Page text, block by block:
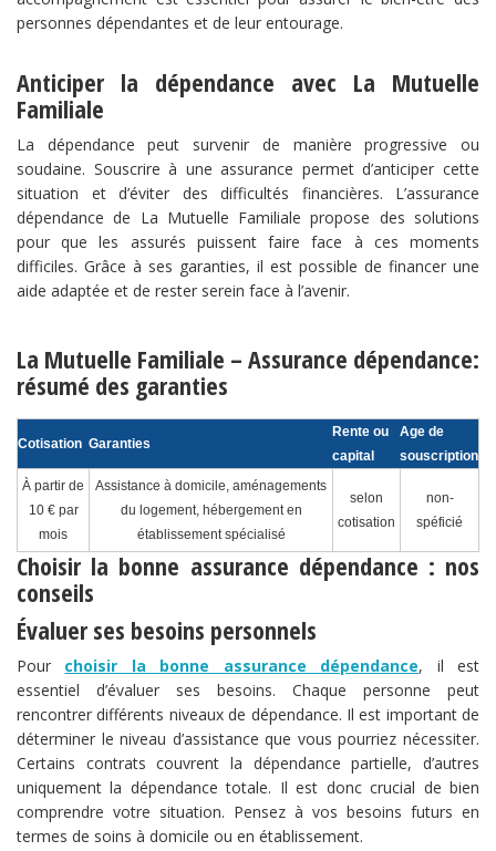
personnes dépendantes et de leur entourage.
Anticiper la dépendance avec La Mutuelle
Familiale
La dépendance peut survenir de manière progressive ou
soudaine. Souscrire à une assurance permet d’anticiper cette
situation et d’éviter des difficultés financières. L’assurance
dépendance de La Mutuelle Familiale propose des solutions
pour que les assurés puissent faire face à ces moments
difficiles. Grâce à ses garanties, il est possible de financer une
aide adaptée et de rester serein face à l’avenir.
La Mutuelle Familiale – Assurance dépendance:
résumé des garanties
Cotisation Garanties
Rente ou
capital
Age de
souscription
À partir de
10 € par
mois
Assistance à domicile, aménagements
du logement, hébergement en
établissement spécialisé
selon
cotisation
non-
spéficié
Choisir la bonne assurance dépendance : nos
conseils
Évaluer ses besoins personnels
Pour choisir la bonne assurance dépendance, il est
essentiel d’évaluer ses besoins. Chaque personne peut
rencontrer différents niveaux de dépendance. Il est important de
déterminer le niveau d’assistance que vous pourriez nécessiter.
Certains contrats couvrent la dépendance partielle, d’autres
uniquement la dépendance totale. Il est donc crucial de bien
comprendre votre situation. Pensez à vos besoins futurs en
termes de soins à domicile ou en établissement.